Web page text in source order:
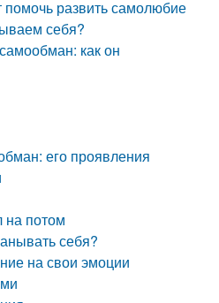
помочь развить самолюбие
себя?
как он
его проявления
на потом
себя?
на свои эмоции